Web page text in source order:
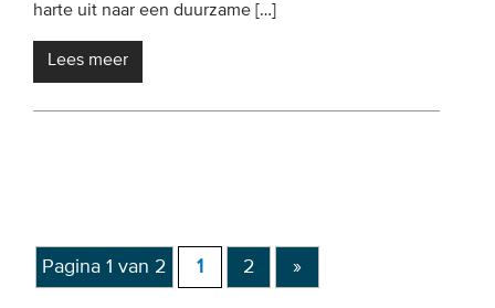
harte uit naar een duurzame […]
Lees meer
Pagina 1 van 2 1 2 »